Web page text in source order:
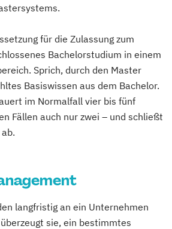
für die Zulassung zum
Bachelorstudium in einem
Sprich, durch den Master
Basiswissen aus dem Bachelor.
im Normalfall vier bis fünf
Fällen auch nur zwei – und schließt
langfristig an ein Unternehmen
sie, ein bestimmtes